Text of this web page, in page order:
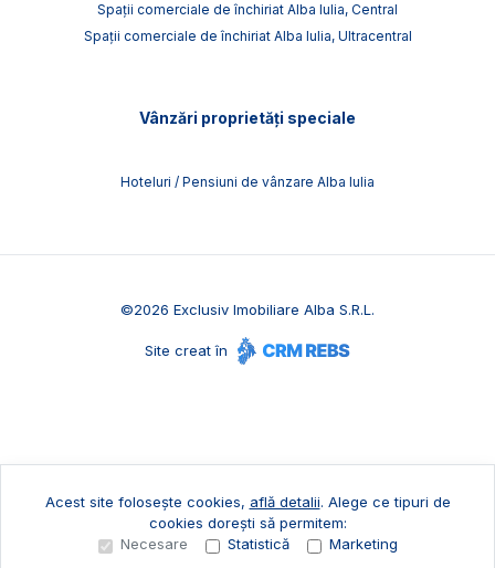
Spații comerciale de închiriat Alba Iulia, Central
Spații comerciale de închiriat Alba Iulia, Ultracentral
Vânzări proprietăți speciale
Hoteluri / Pensiuni de vânzare Alba Iulia
©2026 Exclusiv Imobiliare Alba S.R.L.
Site creat în
Acest site folosește cookies, află detalii. Alege ce tipuri de
cookies dorești să permitem:
Necesare
Statistică Marketing